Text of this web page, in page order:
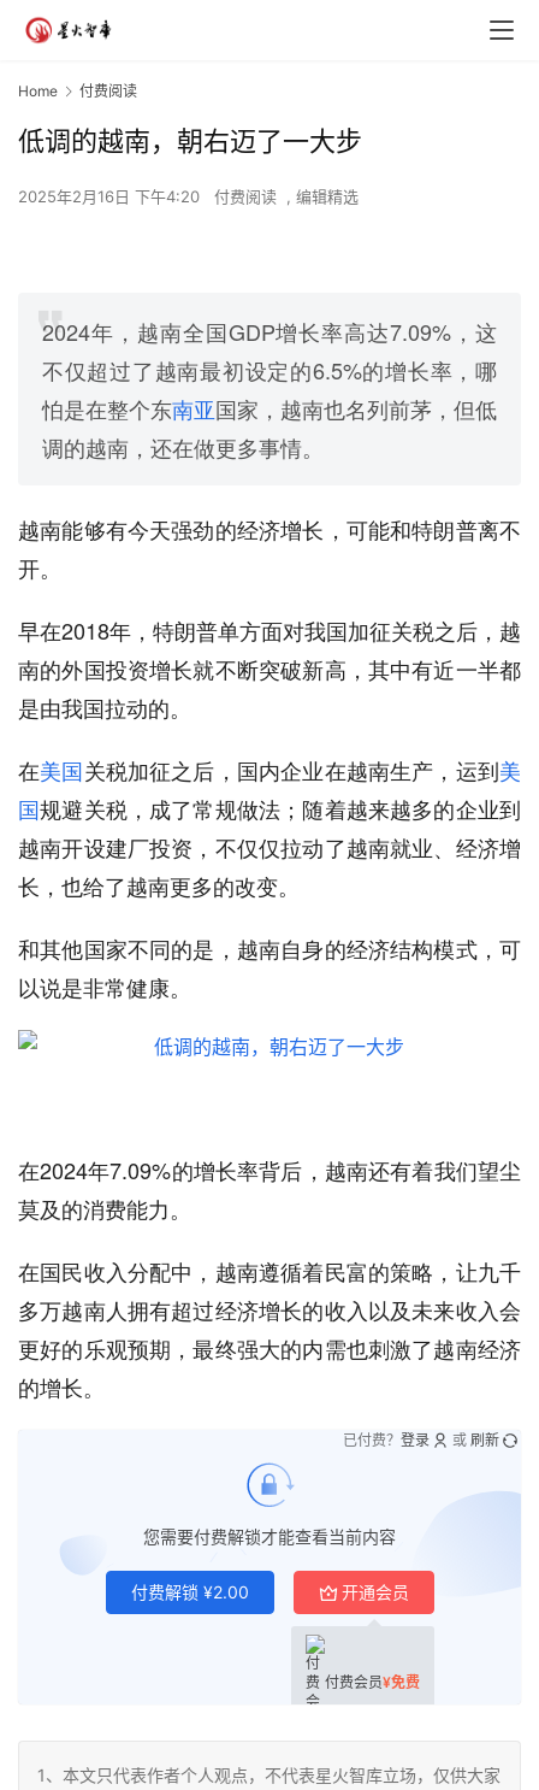
Home 付费阅读
低调的越南，朝右迈了一大步
2025年2月16日 下午4:20 付费阅读 , 编辑精选
2024年，越南全国GDP增长率高达7.09%，这
不仅超过了越南最初设定的6.5%的增长率，哪
怕是在整个东南亚国家，越南也名列前茅，但低
调的越南，还在做更多事情。
越南能够有今天强劲的经济增长，可能和特朗普离不
开。
早在2018年，特朗普单方面对我国加征关税之后，越
南的外国投资增长就不断突破新高，其中有近一半都
是由我国拉动的。
在美国关税加征之后，国内企业在越南生产，运到美
国规避关税，成了常规做法；随着越来越多的企业到
越南开设建厂投资，不仅仅拉动了越南就业、经济增
长，也给了越南更多的改变。
和其他国家不同的是，越南自身的经济结构模式，可
以说是非常健康。
在2024年7.09%的增长率背后，越南还有着我们望尘
莫及的消费能力。
在国民收入分配中，越南遵循着民富的策略，让九千
多万越南人拥有超过经济增长的收入以及未来收入会
更好的乐观预期，最终强大的内需也刺激了越南经济
的增长。
您需要付费解锁才能查看当前内容
付费解锁 ¥2.00 开通会员
付费会员¥免费
已付费？ 登录 或 刷新
1、本文只代表作者个人观点，不代表星火智库立场，仅供大家